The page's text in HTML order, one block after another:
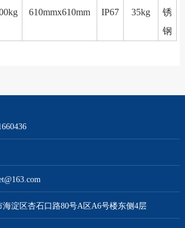
610mmx610mm IP67 35kg
锈
钢
海淀区杏石口路80号A区A6号楼东侧4层